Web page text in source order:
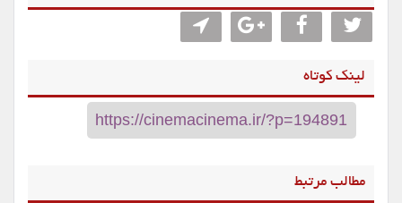
لینک کوتاه
مطالب مرتبط